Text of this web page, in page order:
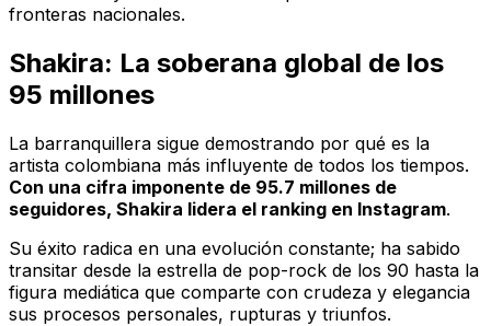
fronteras nacionales.
Shakira: La soberana global de los
95 millones
La barranquillera sigue demostrando por qué es la
artista colombiana más influyente de todos los tiempos.
Con una cifra imponente de 95.7 millones de
seguidores, Shakira lidera el ranking en Instagram.
Su éxito radica en una evolución constante; ha sabido
transitar desde la estrella de pop-rock de los 90 hasta la
figura mediática que comparte con crudeza y elegancia
sus procesos personales, rupturas y triunfos.